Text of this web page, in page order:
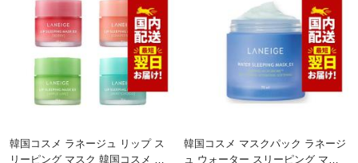
韓国コスメ ラネージュ リップ ス
リーピング マスク 韓国コスメ ス
韓国コスメ マスクパック ラネージ
ュ ウォーター スリーピング マス